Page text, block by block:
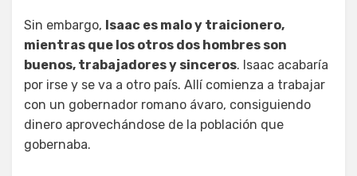
Sin embargo, Isaac es malo y traicionero,
mientras que los otros dos hombres son
buenos, trabajadores y sinceros. Isaac acabaría
por irse y se va a otro país. Allí comienza a trabajar
con un gobernador romano ávaro, consiguiendo
dinero aprovechándose de la población que
gobernaba.